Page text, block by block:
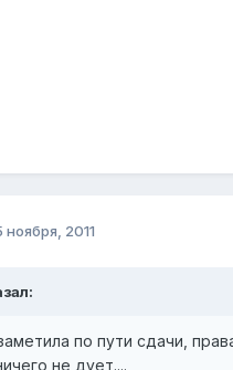
ноября, 2011
по пути сдачи,
не дует....